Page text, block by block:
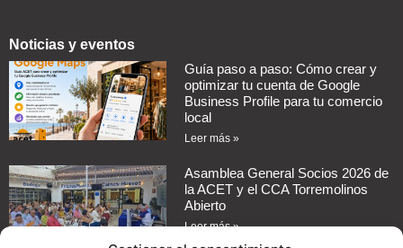
Noticias y eventos
Guía paso a paso: Cómo crear y
optimizar tu cuenta de Google
Business Profile para tu comercio
local
Leer más »
Asamblea General Socios 2026 de
la ACET y el CCA Torremolinos
Abierto
Leer más »